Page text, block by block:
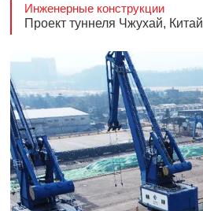
Инженерные конструкции
Проект туннеля Чжухай, Китай